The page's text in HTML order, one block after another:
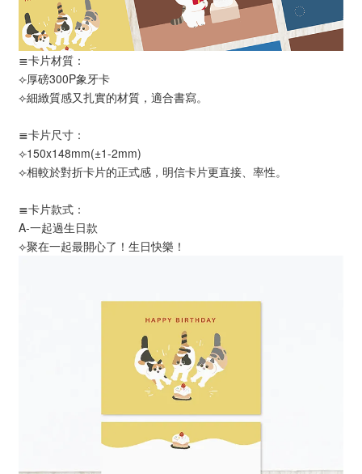
≣卡片材質：
⟣厚磅300P象牙卡
⟣細緻質感又扎實的材質，適合書寫。
≣卡片尺寸：
⟣150x148mm(±1-2mm)
⟣相較於對折卡片的正式感，明信卡片更直接、率性。
≣卡片款式：
A-一起過生日款
⟣聚在一起最開心了！生日快樂！